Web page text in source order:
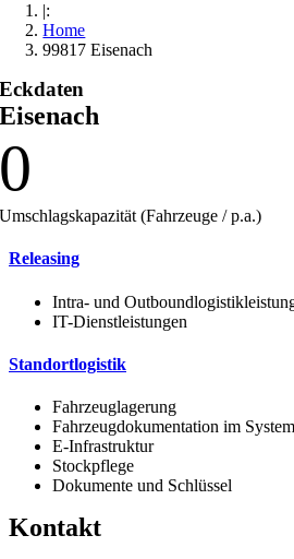
|:
Home
99817 Eisenach
Eckdaten
Eisenach
0
Umschlagskapazität (Fahrzeuge / p.a.)
Releasing
Intra- und
IT-Dienstleistungen
Standortlogistik
Fahrzeuglagerung
Fahrzeugdokumentation im System
E-Infrastruktur
Stockpflege
Dokumente und Schlüssel
Kontakt